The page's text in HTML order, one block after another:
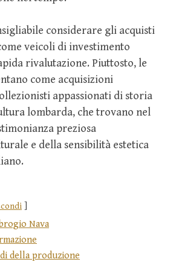
considerare gli acquisti
veicoli di investimento
rivalutazione. Piuttosto, le
come acquisizioni
appassionati di storia
lombarda, che trovano nel
preziosa
e della sensibilità estetica
Nava
della produzione